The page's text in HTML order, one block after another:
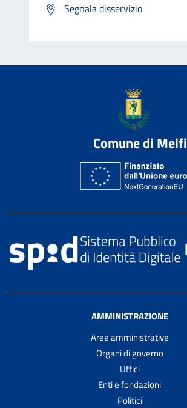
Segnala disservizio
Comune di Melfi
AMMINISTRAZIONE
Aree amministrative
Organi di governo
Uffici
Enti e fondazioni
Politici